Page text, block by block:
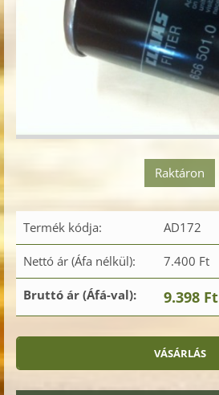
Raktáron
Termék kódja: AD172
Nettó ár (Áfa nélkül): 7.400 Ft
Bruttó ár (Áfá-val): 9.398 Ft